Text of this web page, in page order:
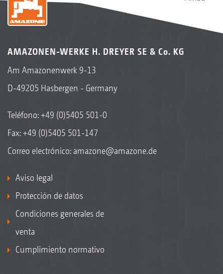
Precea 6000-2AFCC con KG 6002-2 Super
AMAZONEN-WERKE H. DREYER SE & Co. KG
Am Amazonenwerk 9-13
D-49205 Hasbergen - Germany
Teléfono:+49 (0)5405 501-0
Fax: +49 (0)5405 501-147
Correo electrónico: amazone@amazone.de
Aviso legal
Protección de datos
Condiciones generales de
venta
Cumplimiento normativo